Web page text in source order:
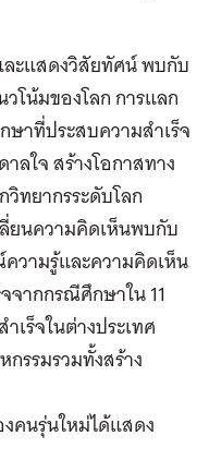
ละแสดงวิสัยทัศน์ พบกับ
โน้มของโลก การแลก
ษาที่ประสบความสำเร็จ
ลใจ สร้างโอกาสทาง
วิทยากรระดับโลก
ยนความคิดเห็นพบกับ
วามรู้และความคิดเห็น
จากกรณีศึกษาใน 11
ร็จในต่างประเทศ
รรมรวมทั้งสร้าง
งคนรุ่นใหม่ได้แสดง